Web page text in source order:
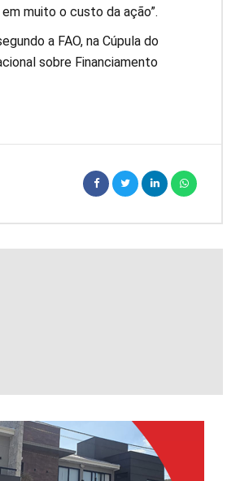
muito o custo da ação”.
a FAO, na Cúpula do
sobre Financiamento